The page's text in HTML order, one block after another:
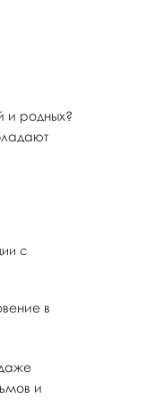
и родных?
с
в
и